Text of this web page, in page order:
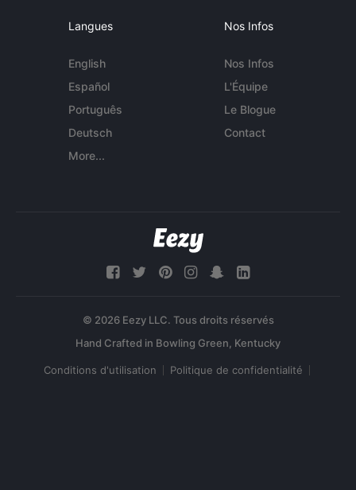
Langues
English
Español
Português
Deutsch
More...
Nos Infos
Nos Infos
L'Équipe
Le Blogue
Contact
© 2026 Eezy LLC. Tous droits réservés
Conditions d'utilisation Politique de confidentialité